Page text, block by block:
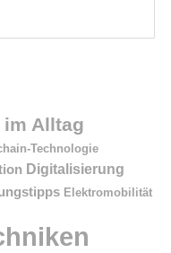
Alltag
Technologie
Digitalisierung
Elektromobilität